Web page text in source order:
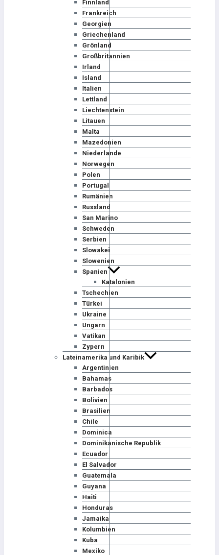
Finnland
Frankreich
Georgien
Griechenland
Grönland
Großbritannien
Irland
Island
Italien
Lettland
Liechtenstein
Litauen
Malta
Mazedonien
Niederlande
Norwegen
Polen
Portugal
Rumänien
Russland
San Marino
Schweden
Serbien
Slowakei
Slowenien
Spanien
Katalonien
Tschechien
Türkei
Ukraine
Ungarn
Vatikan
Zypern
Lateinamerika und Karibik
Argentinien
Bahamas
Barbados
Bolivien
Brasilien
Chile
Dominica
Dominikanische Republik
Ecuador
El Salvador
Guatemala
Guyana
Haiti
Honduras
Jamaika
Kolumbien
Kuba
Mexiko